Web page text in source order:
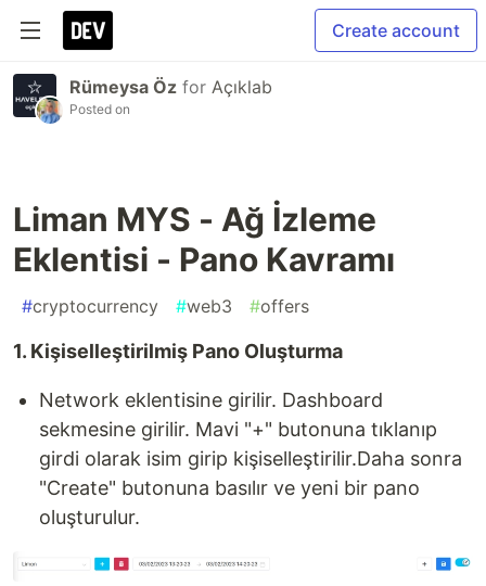
Create account
Rümeysa Öz for Açıklab
Posted on
Liman MYS - Ağ İzleme
Eklentisi - Pano Kavramı
#cryptocurrency #web3 #offers
1. Kişiselleştirilmiş Pano Oluşturma
Network eklentisine girilir. Dashboard
sekmesine girilir. Mavi "+" butonuna tıklanıp
girdi olarak isim girip kişiselleştirilir.Daha sonra
"Create" butonuna basılır ve yeni bir pano
oluşturulur.